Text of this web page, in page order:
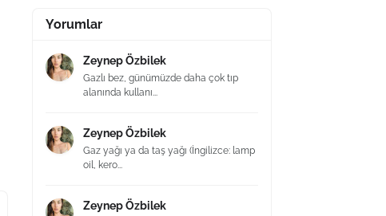
Yorumlar
Zeynep Özbilek
Gazlı bez, günümüzde daha çok tıp
alanında kullanı...
Zeynep Özbilek
Gaz yağı ya da taş yağı (İngilizce: lamp
oil, kero...
Zeynep Özbilek